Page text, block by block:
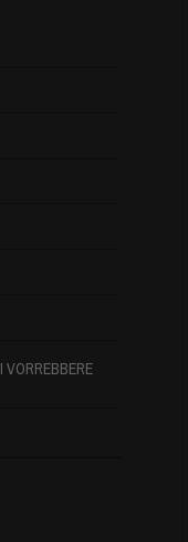
VORREBBERE